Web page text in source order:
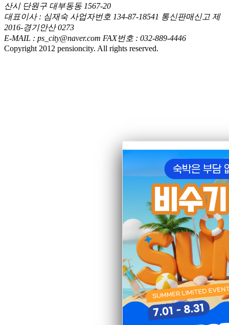
산시 단원구 대부동동 1567-20
대표이사 : 심재숙 사업자번호 134-87-18541 통신판매신고 제
2016-경기안산 0273
E-MAIL : ps_city@naver.com FAX번호 : 032-889-4446
Copyright 2012 pensioncity. All rights reserved.